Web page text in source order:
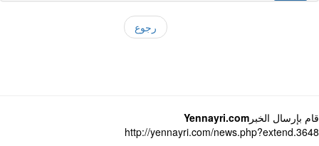
رجوع
بإرسال الخبرYennayri.com
http://yennayri.com/